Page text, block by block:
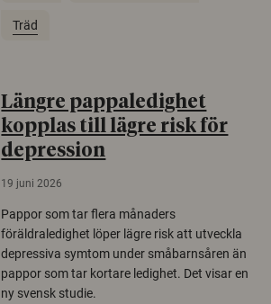
Träd
Längre pappaledighet
kopplas till lägre risk för
depression
19 juni 2026
Pappor som tar flera månaders
föräldraledighet löper lägre risk att utveckla
depressiva symtom under småbarnsåren än
pappor som tar kortare ledighet. Det visar en
ny svensk studie.